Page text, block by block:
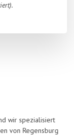
wir spezialisiert
von Regensburg